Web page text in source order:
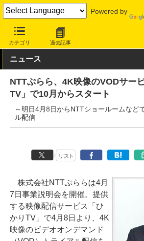
Powered by
カテゴリ 過去記事
INTERNET Watch サービス/ソフト サ
ニュース
NTTぷらら、4K映像のVODサー
TV」で10月からスタート
～明日4月8日からNTTショールームなど
ル配信
リスト
株式会社NTTぷららは4月
7日事業説明会を開催。提供
する映像配信サービス「ひ
かりTV」で4月8日より、4K
映像のビデオオンデマンド